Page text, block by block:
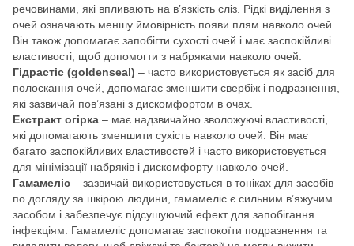
речовинами, які впливають на в’язкість сліз. Рідкі виділення з
очей означають меншу ймовірність появи плям навколо очей.
Він також допомагає запобігти сухості очей і має заспокійливі
властивості, щоб допомогти з набряками навколо очей.
Гідрастіс (goldenseal) – часто використовується як засіб для
полоскання очей, допомагає зменшити свербіж і подразнення,
які зазвичай пов’язані з дискомфортом в очах.
Екстракт огірка – має надзвичайно зволожуючі властивості,
які допомагають зменшити сухість навколо очей. Він має
багато заспокійливих властивостей і часто використовується
для мінімізації набряків і дискомфорту навколо очей.
Гамамеліс – зазвичай використовується в тоніках для засобів
по догляду за шкірою людини, гамамеліс є сильним в’яжучим
засобом і забезпечує підсушуючий ефект для запобігання
інфекціям. Гамамеліс допомагає заспокоїти подразнення та